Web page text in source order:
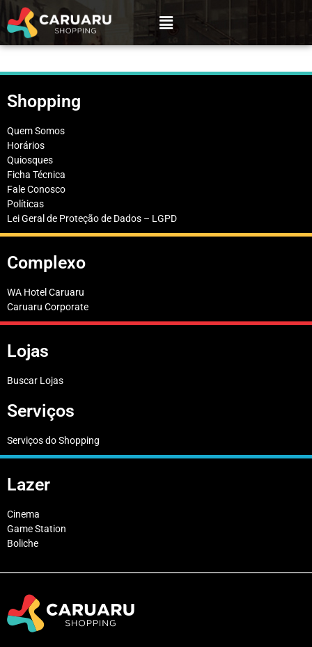
Shopping
Quem Somos
Horários
Quiosques
Ficha Técnica
Fale Conosco
Políticas
Lei Geral de Proteção de Dados – LGPD
Complexo
WA Hotel Caruaru
Caruaru Corporate
Lojas
Buscar Lojas
Serviços
Serviços do Shopping
Lazer
Cinema
Game Station
Boliche